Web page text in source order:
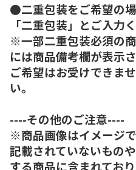
●二重包装をご希望の
「二重包装」とご入力
※一部二重包装必須の
には商品備考欄が表示
ご希望はお受けできま
い。
----その他のご注意----
※商品画像はイメージ
記載されていないもの
する商品に含まれてお